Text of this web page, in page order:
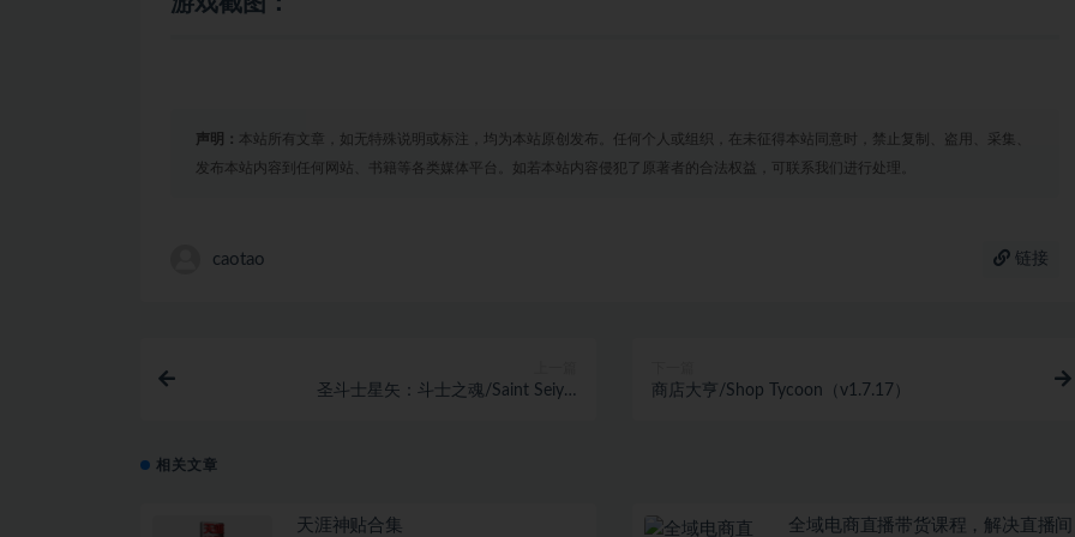
声明： 本站所有文章，如无特殊说明或标注，均为本站原创发布。任何个人或组织，在未征得本站同意时，禁止复制、盗用、采集、
发布本站内容到任何网站、书籍等各类媒体平台。如若本站内容侵犯了原著者的合法权益，可联系我们进行处理。
caotao 链接
圣斗士星矢：斗士之魂/Saint Seiya:
商店大亨/Shop Tycoon（v1.7.17）
相关文章
天涯神贴合集 全域电商直播带货课程，解决直播间